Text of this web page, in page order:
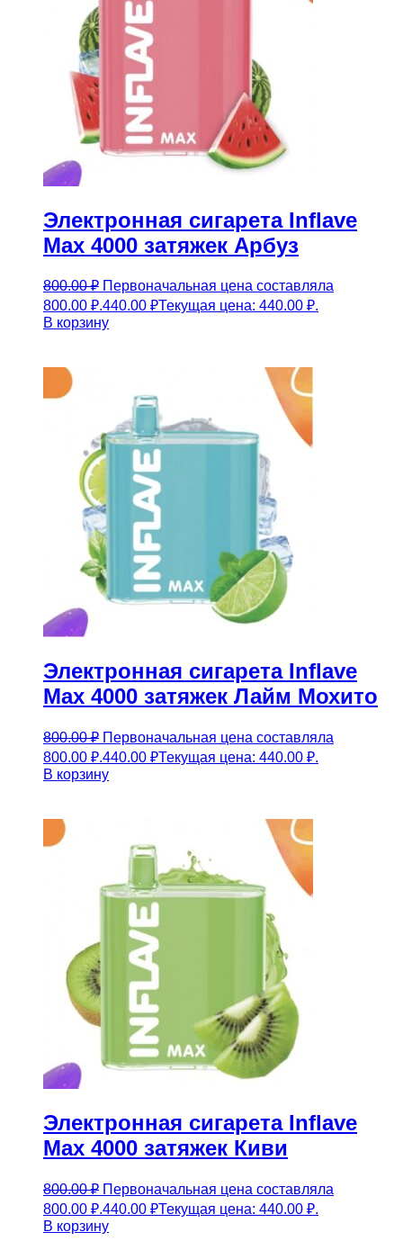
Электронная сигарета Inflave
Max 4000 затяжек Арбуз
800.00₽ Первоначальная цена составляла
800.00 ₽.440.00 ₽Текущая цена: 440.00 ₽.
В корзину
Электронная сигарета Inflave
Max 4000 затяжек Лайм Мохито
800.00₽ Первоначальная цена составляла
800.00 ₽.440.00 ₽Текущая цена: 440.00 ₽.
В корзину
Электронная сигарета Inflave
Max 4000 затяжек Киви
800.00₽ Первоначальная цена составляла
800.00 ₽.440.00 ₽Текущая цена: 440.00 ₽.
В корзину